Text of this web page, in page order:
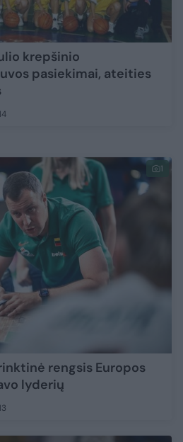
krepšinio
pasiekimai, ateities
1
rengsis Europos
lyderių